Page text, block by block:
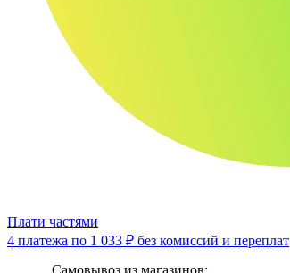
Плати частями
4 платежа по 1 033 ₽ без комиссий и переплат
Самовывоз из магазинов: